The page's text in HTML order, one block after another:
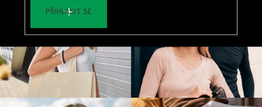
PŘIHLÁSIT SE